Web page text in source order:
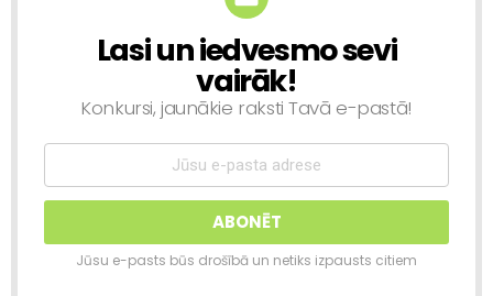
NEWSLETTER
Lasi un iedvesmo sevi
vairāk!
Konkursi, jaunākie raksti Tavā e-pastā!
Jūsu e-pasts būs drošībā un netiks izpausts citiem